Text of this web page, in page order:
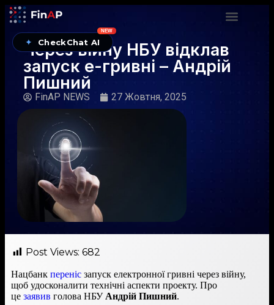
✦ CheckChat AI
NEW
Через війну НБУ відклав
запуск е-гривні – Андрій
Пишний
FinAP NEWS 27 Жовтня, 2025
Post Views: 682
Нацбанк переніс запуск електронної гривні через війну,
щоб удосконалити технічні аспекти проекту. Про
це заявив голова НБУ Андрій Пишний.